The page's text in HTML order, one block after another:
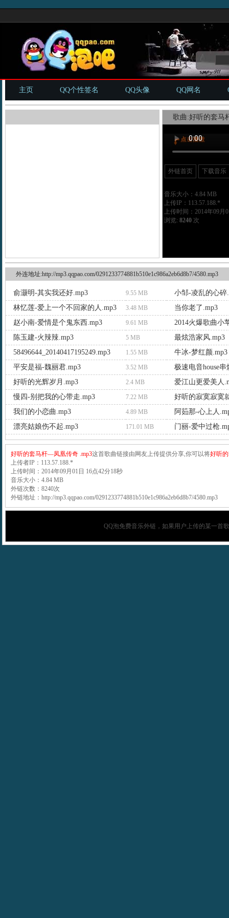
主页 QQ个性签名 QQ头像 QQ网名
歌曲:好听的套马
外链首页 下载音乐
音乐大小：4.84 MB
上传IP：113.57.188.*
上传时间：2014年09月
浏览: 8240次
外连地址:http://mp3.qqpao.com/0291233774881b510e1c986a2eb6d8b7/4580.mp3
俞灏明-其实我还好.mp3 9.55 MB
小邹-凌乱的心碎
林忆莲-爱上一个不回家的人.mp3
3.48 MB
当你老了.mp3
赵小南-爱情是个鬼东西.mp3
9.61 MB
2014火爆歌曲小
陈玉建-火辣辣.mp3
5 MB
最炫浩家风.mp3
58496644_20140417195249.mp3
1.55 MB
牛冰-梦红颜.mp3
平安是福-魏丽君.mp3
3.52 MB
极速电音house串
好听的光辉岁月.mp3
2.4 MB
爱江山更爱美人
慢四-别把我的心带走.mp3
7.22 MB
好听的寂寞寂寞
我们的小恋曲.mp3
4.89 MB
阿筎那-心上人
漂亮姑娘伤不起.mp3
171.01 MB 门丽-爱中过枪
好听的套马杆—凤凰传奇 .mp3这首歌曲链接由网友上传提供分享,你可以将好听
上传者IP：113.57.188.*
上传时间：2014年09月01日 16点42分18秒
音乐大小：4.84 MB
外链次数：8240次
外链地址：http://mp3.qqpao.com/0291233774881b510e1c986a2eb6d8b7/4580.mp3
QQ泡免费音乐外链，如果用户上传的某一首